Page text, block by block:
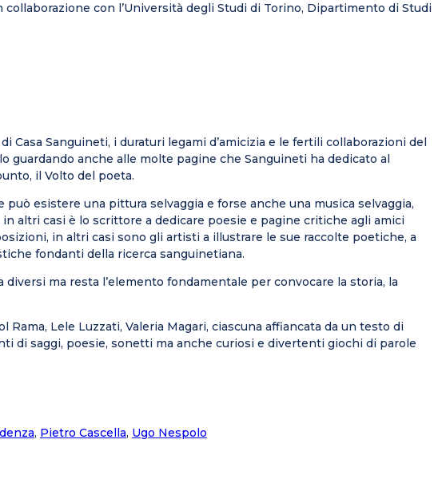
collaborazione con l’Università degli Studi di Torino, Dipartimento di Studi
Sanguineti, i duraturi legami d’amicizia e le fertili collaborazioni del
anche alle molte pagine che Sanguineti ha dedicato al
il Volto del poeta.
esistere una pittura selvaggia e forse anche una musica selvaggia,
altri casi è lo scrittore a dedicare poesie e pagine critiche agli amici
in altri casi sono gli artisti a illustrare le sue raccolte poetiche, a
fondanti della ricerca sanguinetiana.
ma resta l’elemento fondamentale per convocare la storia, la
Lele Luzzati, Valeria Magari, ciascuna affiancata da un testo di
di saggi, poesie, sonetti ma anche curiosi e divertenti giochi di parole
, Pietro Cascella, Ugo Nespolo